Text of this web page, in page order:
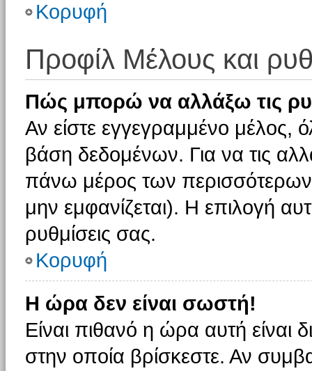
Κορυφή
Προφίλ Μέλους και
Πώς μπορώ να αλλάξω τις
Αν είστε εγγεγραμμένο μέλος,
βάση δεδομένων. Για να τις
πάνω μέρος των περισσότερων
μην εμφανίζεται). Η επιλογή
ρυθμίσεις σας.
Κορυφή
Η ώρα δεν είναι σωστή!
Είναι πιθανό η ώρα αυτή είναι
στην οποία βρίσκεστε. Αν